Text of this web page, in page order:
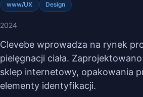
www/UX Design
2024
Clevebe wprowadza na rynek
pielęgnacji ciała.
sklep internetowy, opakowania
elementy identyfikacji.